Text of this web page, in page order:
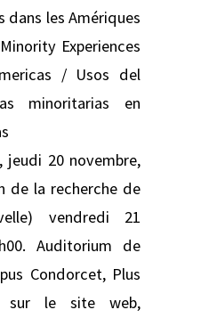
dans les Amériques
Experiences
/ Usos del
minoritarias en
jeudi 20 novembre,
de la recherche de
vendredi 21
Auditorium de
Condorcet, Plus
sur le site web,